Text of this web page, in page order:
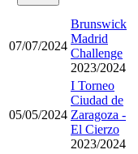
07/07/2024
Brunswick
Madrid
Challenge
2023/2024
05/05/2024
I Torneo
Ciudad de
Zaragoza -
El Cierzo
2023/2024